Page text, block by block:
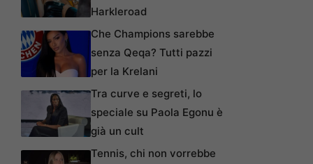
Harkleroad
Che Champions sarebbe
senza Qeqa? Tutti pazzi
per la Krelani
Tra curve e segreti, lo
speciale su Paola Egonu è
già un cult
Tennis, chi non vorrebbe